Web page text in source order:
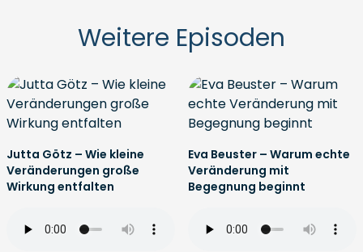
Weitere Episoden
Jutta Götz – Wie kleine
Veränderungen große
Wirkung entfalten
Eva Beuster – Warum echte
Veränderung mit
Begegnung beginnt